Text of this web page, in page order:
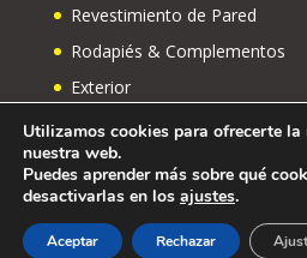
Revestimiento de Pared
Rodapiés & Complementos
Exterior
© ARKOMEX
Utilizamos cookies para ofrecerte la
nuestra web.
Puedes aprender más sobre qué
desactivarlas en los ajustes.
Aceptar Rechazar